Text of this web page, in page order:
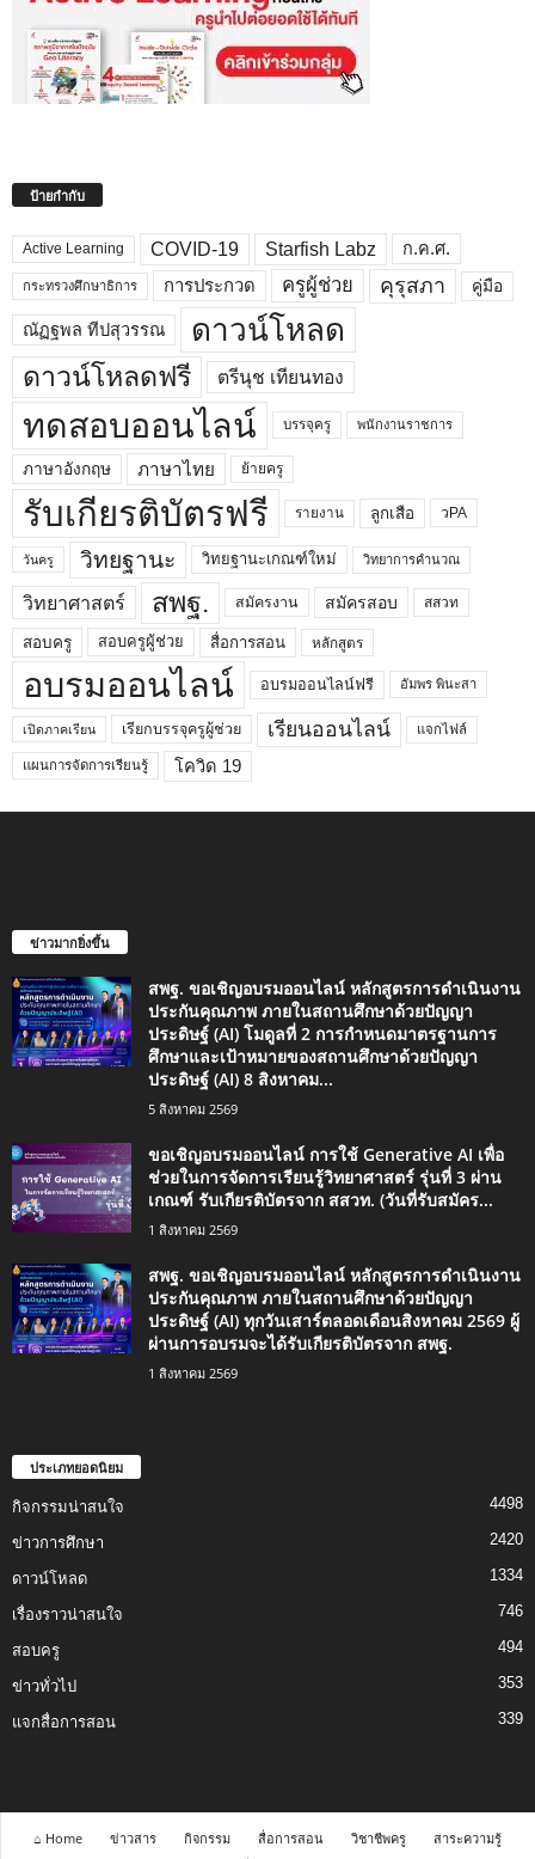
ป้ายกำกับ
Active Learning COVID-19 Starfish Labz ก.ค.ศ.
กระทรวงศึกษาธิการ การประกวด ครูผู้ช่วย คุรุสภา คู่มือ
ณัฏฐพล ทีปสุวรรณ ดาวน์โหลด
ดาวน์โหลดฟรี ตรีนุช เทียนทอง
ทดสอบออนไลน์ บรรจุครู พนักงานราชการ
ภาษาอังกฤษ ภาษาไทย ย้ายครู
รับเกียรติบัตรฟรี รายงาน ลูกเสือ วPA
วันครู วิทยฐานะ วิทยฐานะเกณฑ์ใหม่ วิทยาการคำนวณ
วิทยาศาสตร์ สพฐ. สมัครงาน สมัครสอบ สสวท
สอบครู สอบครูผู้ช่วย สื่อการสอน หลักสูตร
อบรมออนไลน์ อบรมออนไลน์ฟรี อัมพร พินะสา
เปิดภาคเรียน เรียกบรรจุครูผู้ช่วย เรียนออนไลน์ แจกไฟล์
แผนการจัดการเรียนรู้ โควิด 19
ข่าวมากยิ่งขึ้น
สพฐ. ขอเชิญอบรมออนไลน์ หลักสูตรการดำเนินงาน
ประกันคุณภาพ ภายในสถานศึกษาด้วยปัญญา
ประดิษฐ์ (AI) โมดูลที่ 2 การกำหนดมาตรฐานการ
ศึกษาและเป้าหมายของสถานศึกษาด้วยปัญญา
ประดิษฐ์ (AI) 8 สิงหาคม...
5 สิงหาคม 2569
ขอเชิญอบรมออนไลน์ การใช้ Generative AI เพื่อ
ช่วยในการจัดการเรียนรู้วิทยาศาสตร์ รุ่นที่ 3 ผ่าน
เกณฑ์ รับเกียรติบัตรจาก สสวท. (วันที่รับสมัคร...
1 สิงหาคม 2569
สพฐ. ขอเชิญอบรมออนไลน์ หลักสูตรการดำเนินงาน
ประกันคุณภาพ ภายในสถานศึกษาด้วยปัญญา
ประดิษฐ์ (AI) ทุกวันเสาร์ตลอดเดือนสิงหาคม 2569 ผู้
ผ่านการอบรมจะได้รับเกียรติบัตรจาก สพฐ.
1 สิงหาคม 2569
ประเภทยอดนิยม
กิจกรรมน่าสนใจ 4498
ข่าวการศึกษา 2420
ดาวน์โหลด 1334
เรื่องราวน่าสนใจ 746
สอบครู 494
ข่าวทั่วไป 353
แจกสื่อการสอน 339
⌂ Home ข่าวสาร กิจกรรม สื่อการสอน วิชาชีพครู
สาระความรู้